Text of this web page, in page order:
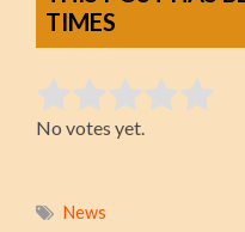
TIMES
Rate this item:
Submit Rating
No votes yet.
News